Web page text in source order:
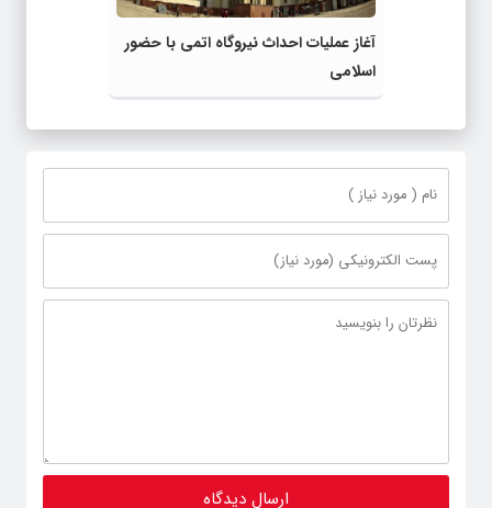
آغاز عملیات احداث نیروگاه اتمی با حضور
اسلامی